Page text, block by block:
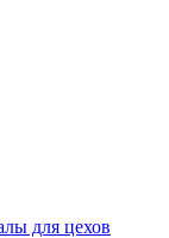
для цехов